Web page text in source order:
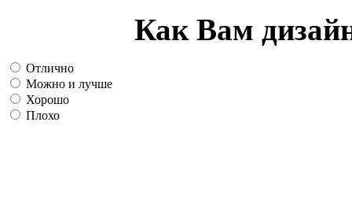
Как Вам
Отлично
Можно и лучше
Хорошо
Плохо